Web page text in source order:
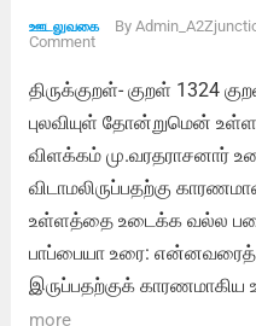
ஊடலுவகை By
Comment
திருக்குறள்- குறள் 1324
புலவியுள் தோன்றுமென்
விளக்கம் மு.வரதராசனார்
விடாமலிருப்பதற்கு
உள்ளத்தை உடைக்க வல்ல
பாப்பையா உரை:
இருப்பதற்குக்
more